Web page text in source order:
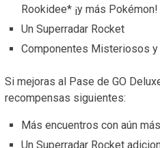
Rookidee* ¡y más Pokémon!
Un Superradar Rocket
Componentes Misteriosos y
Si mejoras al Pase de GO
recompensas siguientes:
Más encuentros con aún
Un Superradar Rocket